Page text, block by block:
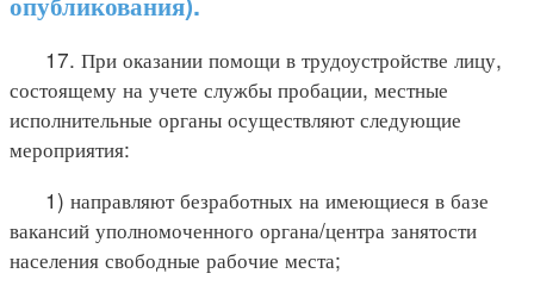
17. При оказании помощи в трудоустройстве лицу,
состоящему на учете службы пробации, местные
исполнительные органы осуществляют следующие
мероприятия:
1) направляют безработных на имеющиеся в базе
вакансий уполномоченного органа/центра занятости
населения свободные рабочие места;